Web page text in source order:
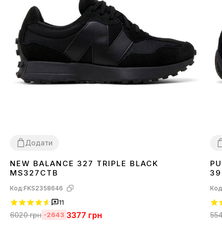
Додати
3637 3839414243 44 45
NEW BALANCE 327 TRIPLE BLACK
MS327CTB
Код:FKS2358646
11
6020грн -2643 3377 грн